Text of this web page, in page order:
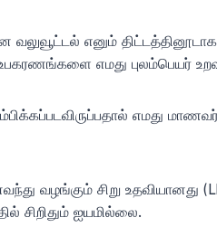
எனும்
எமது புலம்பெயர்
எமது
வழங்கும் சிறு உதவியானது
சிறிதும் ஐயமில்லை.